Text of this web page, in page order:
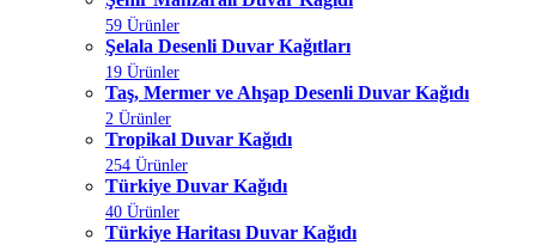
59 Ürünler
Şelala Desenli Duvar Kağıtları
19 Ürünler
Taş, Mermer ve Ahşap Desenli Duvar Kağıdı
2 Ürünler
Tropikal Duvar Kağıdı
254 Ürünler
Türkiye Duvar Kağıdı
40 Ürünler
Türkiye Haritası Duvar Kağıdı